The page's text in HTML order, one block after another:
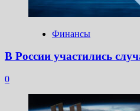
Финансы
В России участились
0